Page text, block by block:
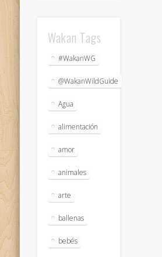
Wakan Tags
#WakanWG
@WakanWildGuide
Agua
alimentación
amor
animales
arte
ballenas
bebés